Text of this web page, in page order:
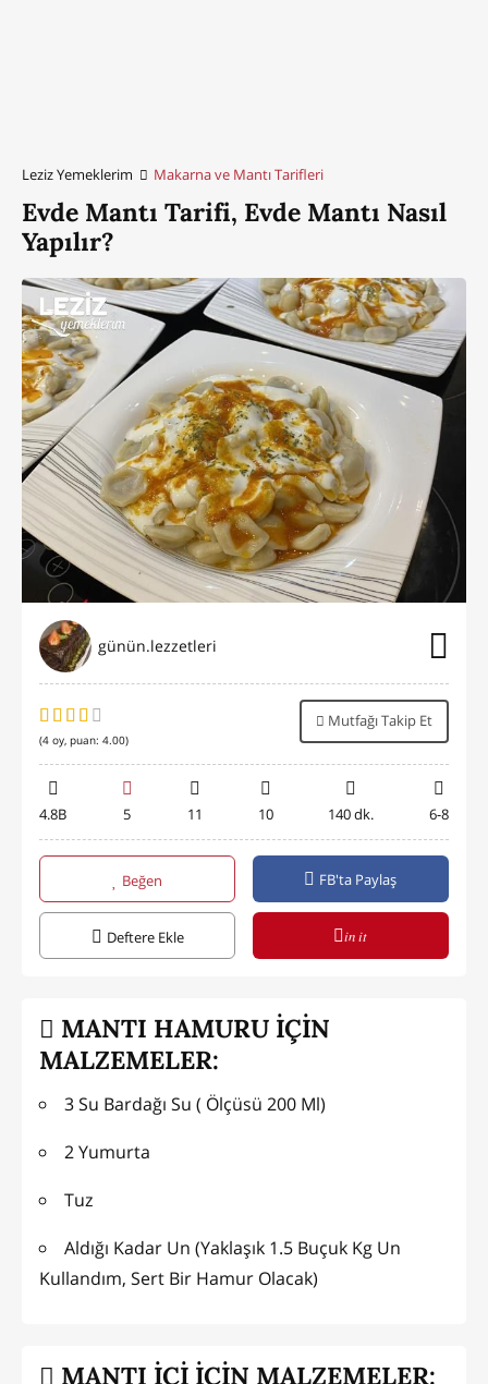
Leziz Yemeklerim Makarna ve Mantı Tarifleri
Evde Mantı Tarifi, Evde Mantı Nasıl
Yapılır?
günün.lezzetleri
(4 oy, puan: 4.00)
Mutfağı Takip Et
4.8B 5 11 10 140 dk. 6-8
Beğen FB'ta Paylaş
Deftere Ekle in it
MANTI HAMURU İÇİN
MALZEMELER:
3 Su Bardağı Su ( Ölçüsü 200 Ml)
2 Yumurta
Tuz
Aldığı Kadar Un (Yaklaşık 1.5 Buçuk Kg Un
Kullandım, Sert Bir Hamur Olacak)
MANTI İÇİ İÇİN MALZEMELER: